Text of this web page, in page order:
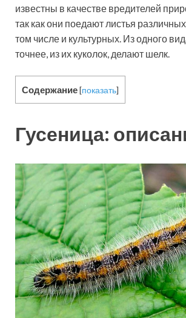
известны в качестве вредителей
так как они поедают листья
том числе и культурных. Из одного
точнее, из их куколок, делают шелк.
Содержание[показать]
Гусеница: